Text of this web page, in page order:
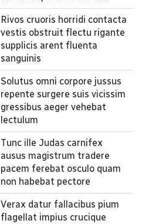
Rivos cruoris horridi contacta
vestis obstruit flectu rigante
supplicis arent fluenta
sanguinis
Solutus omni corpore jussus
repente surgere suis vicissim
gressibus aeger vehebat
lectulum
Tunc ille Judas carnifex
ausus magistrum tradere
pacem ferebat osculo quam
non habebat pectore
Verax datur fallacibus pium
flagellat impius crucique